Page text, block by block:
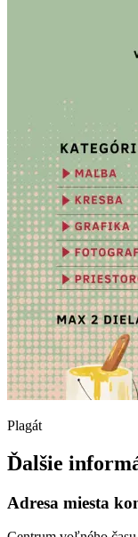
Plagát
Ďalšie
Adresa miesta